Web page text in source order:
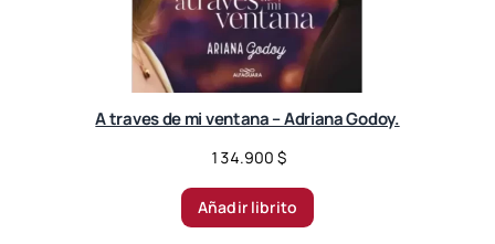
A traves de mi ventana – Adriana Godoy.
134.900 $
Añadir librito